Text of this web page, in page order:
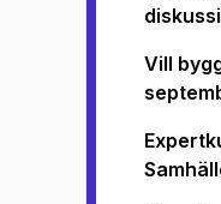
(
Vill
(
(